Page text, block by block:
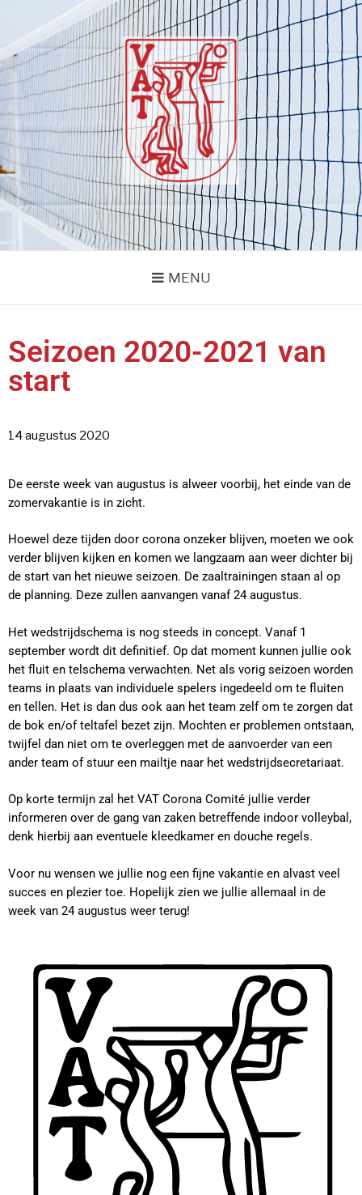
VAT
vvvat
MENU
Seizoen 2020-2021 van
start
14 augustus 2020
De eerste week van augustus is alweer voorbij, het einde van de
zomervakantie is in zicht.
Hoewel deze tijden door corona onzeker blijven, moeten we ook
verder blijven kijken en komen we langzaam aan weer dichter bij
de start van het nieuwe seizoen. De zaaltrainingen staan al op
de planning. Deze zullen aanvangen vanaf 24 augustus.
Het wedstrijdschema is nog steeds in concept. Vanaf 1
september wordt dit definitief. Op dat moment kunnen jullie ook
het fluit en telschema verwachten. Net als vorig seizoen worden
teams in plaats van individuele spelers ingedeeld om te fluiten
en tellen. Het is dan dus ook aan het team zelf om te zorgen dat
de bok en/of teltafel bezet zijn. Mochten er problemen ontstaan,
twijfel dan niet om te overleggen met de aanvoerder van een
ander team of stuur een mailtje naar het wedstrijdsecretariaat.
Op korte termijn zal het VAT Corona Comité jullie verder
informeren over de gang van zaken betreffende indoor volleybal,
denk hierbij aan eventuele kleedkamer en douche regels.
Voor nu wensen we jullie nog een fijne vakantie en alvast veel
succes en plezier toe. Hopelijk zien we jullie allemaal in de
week van 24 augustus weer terug!